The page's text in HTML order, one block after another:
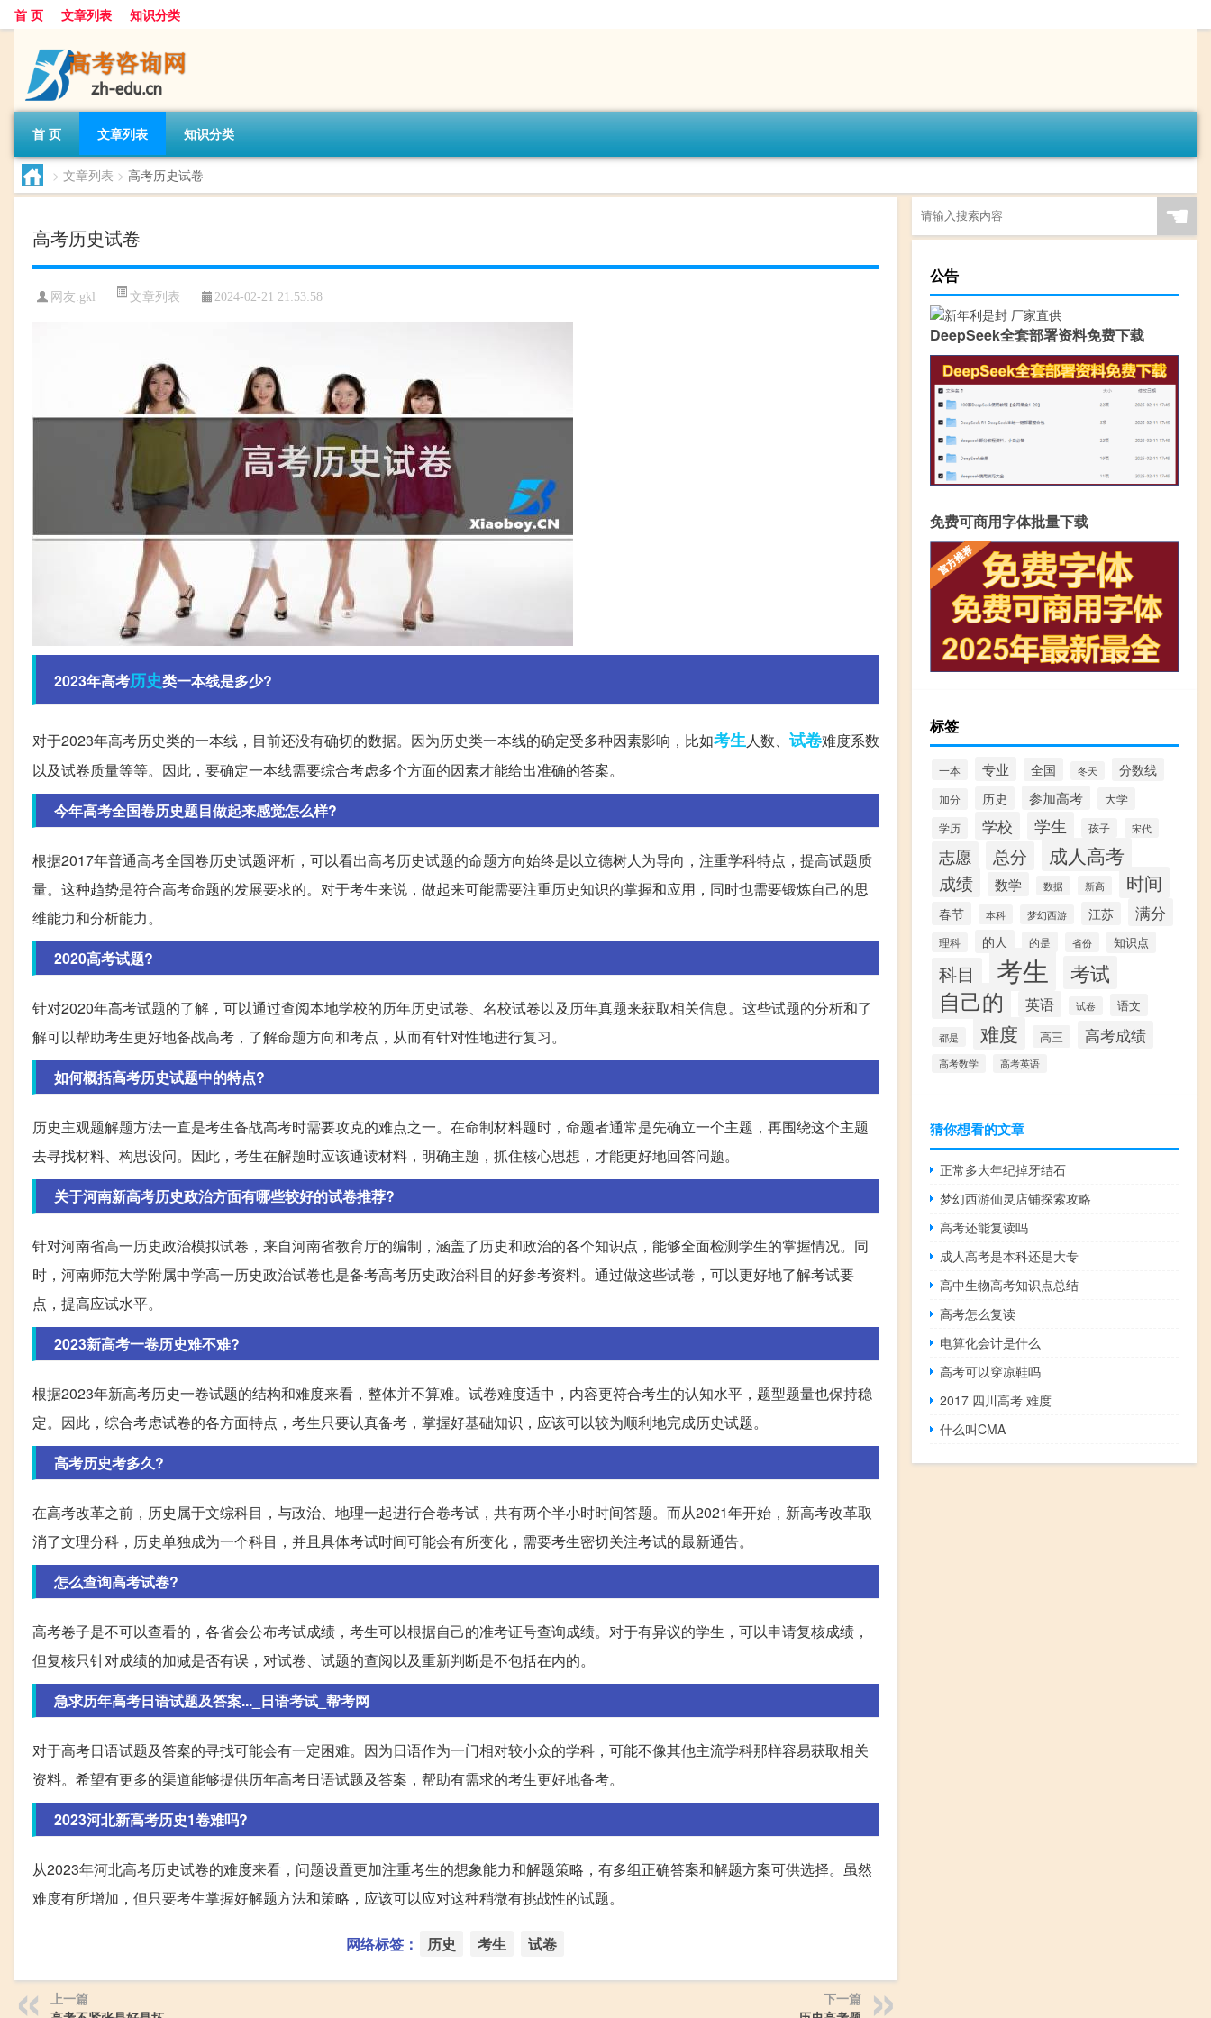
首 页 文章列表 知识分类
首 页 文章列表 知识分类
> 文章列表 > 高考历史试卷
高考历史试卷
网友:gkl 文章列表 2024-02-21 21:53:58
2023年高考历史类一本线是多少?
对于2023年高考历史类的一本线，目前还没有确切的数据。因为历史类一本线的确定受多种因素影响，比如考生人数、 试卷难度系数
以及试卷质量等等。因此，要确定一本线需要综合考虑多个方面的因素才能给出准确的答案。
今年高考全国卷历史题目做起来感觉怎么样?
根据2017年普通高考全国卷历史试题评析，可以看出高考历史试题的命题方向始终是以立德树人为导向，注重学科特点，提高试题质
量。这种趋势是符合高考命题的发展要求的。对于考生来说，做起来可能需要注重历史知识的掌握和应用，同时也需要锻炼自己的思
维能力和分析能力。
2020高考试题?
针对2020年高考试题的了解，可以通过查阅本地学校的历年历史试卷、名校试卷以及历年真题来获取相关信息。这些试题的分析和了
解可以帮助考生更好地备战高考，了解命题方向和考点，从而有针对性地进行复习。
如何概括高考历史试题中的特点?
历史主观题解题方法一直是考生备战高考时需要攻克的难点之一。在命制材料题时，命题者通常是先确立一个主题，再围绕这个主题
去寻找材料、构思设问。因此，考生在解题时应该通读材料，明确主题，抓住核心思想，才能更好地回答问题。
关于河南新高考历史政治方面有哪些较好的试卷推荐?
针对河南省高一历史政治模拟试卷，来自河南省教育厅的编制，涵盖了历史和政治的各个知识点，能够全面检测学生的掌握情况。同
时，河南师范大学附属中学高一历史政治试卷也是备考高考历史政治科目的好参考资料。通过做这些试卷，可以更好地了解考试要
点，提高应试水平。
2023新高考一卷历史难不难?
根据2023年新高考历史一卷试题的结构和难度来看，整体并不算难。试卷难度适中，内容更符合考生的认知水平，题型题量也保持稳
定。因此，综合考虑试卷的各方面特点，考生只要认真备考，掌握好基础知识，应该可以较为顺利地完成历史试题。
高考历史考多久?
在高考改革之前，历史属于文综科目，与政治、地理一起进行合卷考试，共有两个半小时时间答题。而从2021年开始，新高考改革取
消了文理分科，历史单独成为一个科目，并且具体考试时间可能会有所变化，需要考生密切关注考试的最新通告。
怎么查询高考试卷?
高考卷子是不可以查看的，各省会公布考试成绩，考生可以根据自己的准考证号查询成绩。对于有异议的学生，可以申请复核成绩，
但复核只针对成绩的加减是否有误，对试卷、试题的查阅以及重新判断是不包括在内的。
急求历年高考日语试题及答案..._日语考试_帮考网
对于高考日语试题及答案的寻找可能会有一定困难。因为日语作为一门相对较小众的学科，可能不像其他主流学科那样容易获取相关
资料。希望有更多的渠道能够提供历年高考日语试题及答案，帮助有需求的考生更好地备考。
2023河北新高考历史1卷难吗?
从2023年河北高考历史试卷的难度来看，问题设置更加注重考生的想象能力和解题策略，有多组正确答案和解题方案可供选择。虽然
难度有所增加，但只要考生掌握好解题方法和策略，应该可以应对这种稍微有挑战性的试题。
网络标签： 历史 考生 试卷
上一篇
下一篇
☚
公告
DeepSeek全套部署资料免费下载
免费可商用字体批量下载
标签
一本 专业 全国 冬天 分数线
加分 历史 参加高考 大学
学历 学校 学生 孩子 宋代
志愿 总分 成人高考
成绩 数学 数据 新高 时间
春节 本科 梦幻西游 江苏 满分
理科 的人 的是 省份 知识点
科目 考生 考试
自己的 英语 试卷 语文
都是 难度 高三 高考成绩
高考数学 高考英语
猜你想看的文章
正常多大年纪掉牙结石
梦幻西游仙灵店铺探索攻略
高考还能复读吗
成人高考是本科还是大专
高中生物高考知识点总结
高考怎么复读
电算化会计是什么
高考可以穿凉鞋吗
2017 四川高考 难度
什么叫CMA